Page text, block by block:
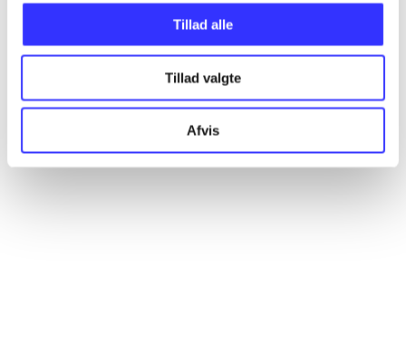
Tillad alle
Tillad valgte
Afvis
...